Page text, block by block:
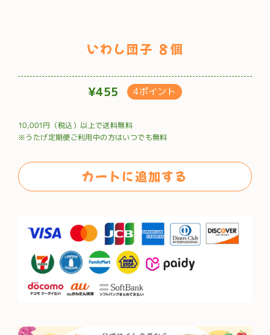
いわし団子 ８個
通
価
¥455 4ポイント
10,001円（税込）以上で送料無料
※うたげ定期便ご利用中の方はいつでも無料
カートに追加する